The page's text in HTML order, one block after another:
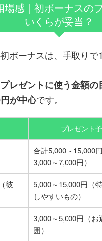
場感｜初ボーナスの
いくらが妥当？
ボーナスは、手取りで
プレゼントに使う金額の
が中心です。
プレゼント
合計5,000～15,000
3,000～7,000円）
彼
5,000～15,000円（
しやすいもの）
3,000～5,000円（お
囲）